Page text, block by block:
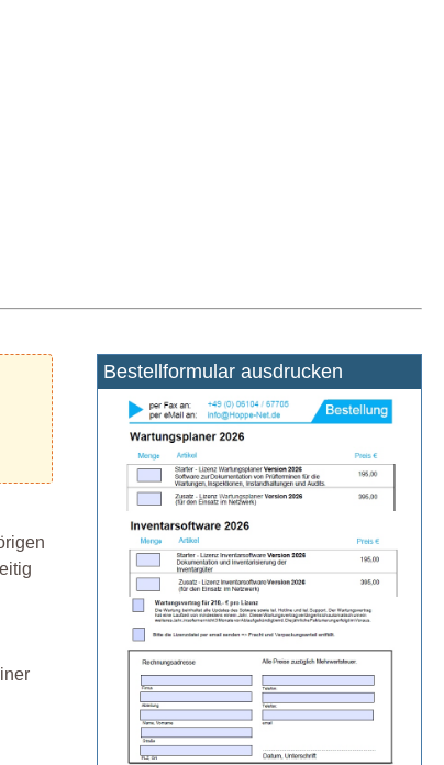
Bestellformular ausdrucken